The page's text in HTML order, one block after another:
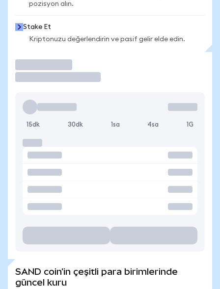
pozisyon alın.
Stake Et
Kriptonuzu değerlendirin ve pasif gelir elde edin.
15dk 30dk 1sa 4sa 1G
SAND coin'in çeşitli para birimlerinde
güncel kuru